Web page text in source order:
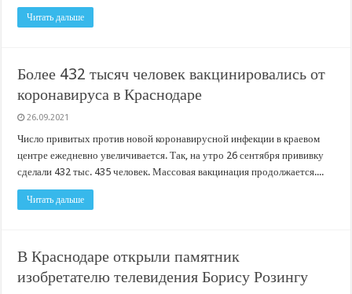
Читать дальше
Более 432 тысяч человек вакцинировались от
коронавируса в Краснодаре
26.09.2021
Число привитых против новой коронавирусной инфекции в краевом
центре ежедневно увеличивается. Так, на утро 26 сентября прививку
сделали 432 тыс. 435 человек. Массовая вакцинация продолжается....
Читать дальше
В Краснодаре открыли памятник
изобретателю телевидения Борису Розингу